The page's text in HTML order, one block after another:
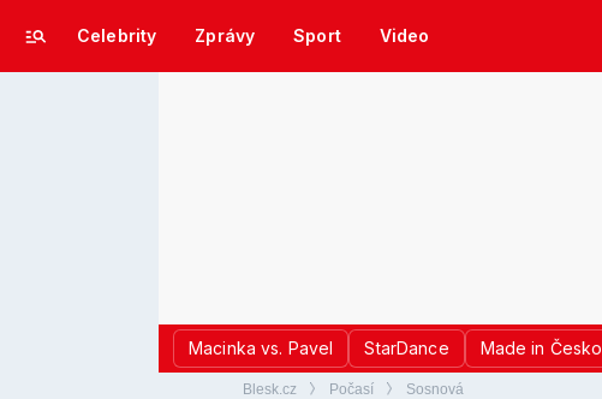
Celebrity Zprávy Sport Video
Macinka vs. Pavel StarDance Made in Česko
Blesk.cz Počasí Sosnová